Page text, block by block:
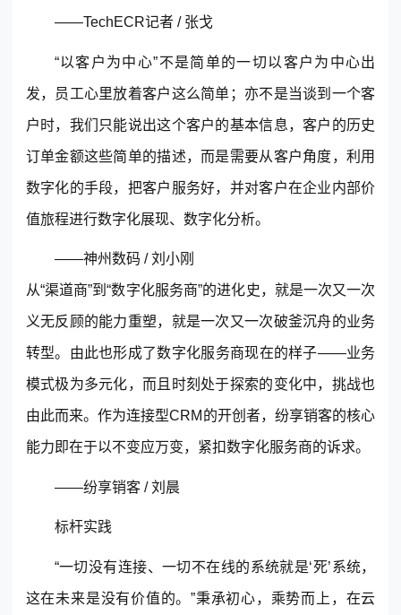
——TechECR记者 / 张戈
“以客户为中心”不是简单的一切以客户为中心出
发，员工心里放着客户这么简单；亦不是当谈到一个客
户时，我们只能说出这个客户的基本信息，客户的历史
订单金额这些简单的描述，而是需要从客户角度，利用
数字化的手段，把客户服务好，并对客户在企业内部价
值旅程进行数字化展现、数字化分析。
——神州数码 / 刘小刚
从“渠道商”到“数字化服务商”的进化史，就是一次又一次
义无反顾的能力重塑，就是一次又一次破釜沉舟的业务
转型。由此也形成了数字化服务商现在的样子——业务
模式极为多元化，而且时刻处于探索的变化中，挑战也
由此而来。作为连接型CRM 的开创者， 纷享销客的核心
能力即在于以不变应万变，紧扣数字化服务商的诉求。
——纷享销客/ 刘晨
标杆实践
“一切没有连接、一切不在线的系统就是‘死’系统，
这在未来是没有价值的。”秉承初心，乘势而上，在云